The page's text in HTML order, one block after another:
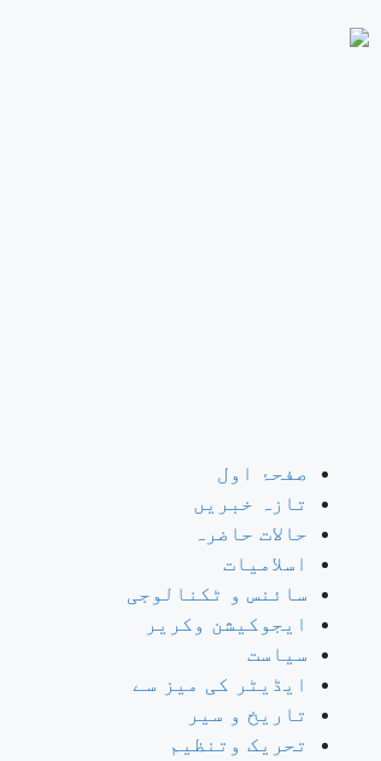
صفحۂ اول
تازہ خبریں
حالات حاضرہ
اسلامیات
سائنس و ٹکنالوجی
ایجوکیشن وکریر
سیاست
ایڈیٹر کی میز سے
تاریخ و سیر
تحریک وتنظیم